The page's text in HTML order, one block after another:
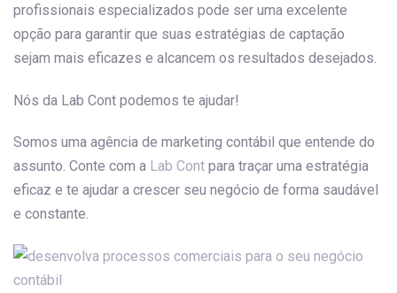
profissionais especializados pode ser uma excelente
opção para garantir que suas estratégias de captação
sejam mais eficazes e alcancem os resultados desejados.
Nós da Lab Cont podemos te ajudar!
Somos uma agência de marketing contábil que entende do
assunto. Conte com a Lab Cont para traçar uma estratégia
eficaz e te ajudar a crescer seu negócio de forma saudável
e constante.